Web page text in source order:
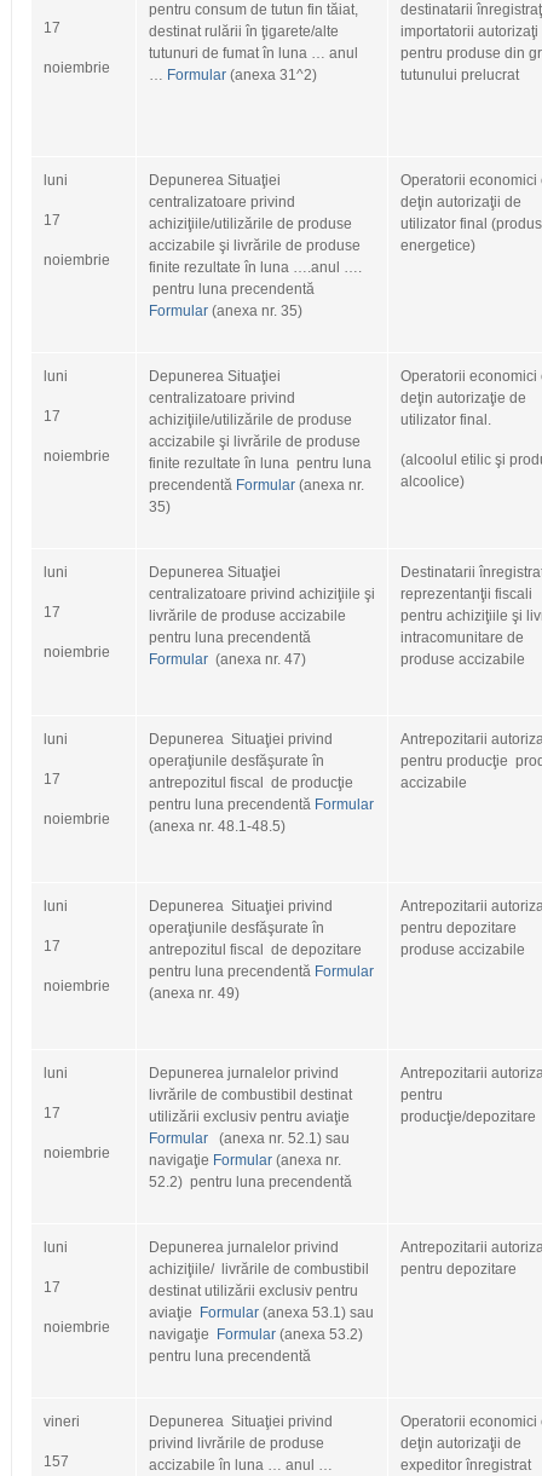
17
noiembrie
pentru consum de tutun fin tăiat,
destinat rulării în ţigarete/alte
tutunuri de fumat în luna … anul
… Formular(anexa 31^2)
destinatarii
importatorii autorizaţi
pentru produse din
tutunului prelucrat
luni
17
noiembrie
Depunerea Situaţiei
centralizatoare privind
achiziţiile/utilizările de produse
accizabile şi livrările de produse
finite rezultate în luna ….anul ….
pentru luna precendentă
Formular(anexa nr. 35)
Operatorii economici
deţin autorizaţii de
utilizator final
energetice)
luni
17
noiembrie
Depunerea Situaţiei
centralizatoare privind
achiziţiile/utilizările de produse
accizabile şi livrările de produse
finite rezultate în luna pentru luna
precendentă Formular(anexa nr.
35)
Operatorii economici
deţin autorizaţie de
utilizator final.
(alcoolul etilic şi
alcoolice)
luni
17
noiembrie
Depunerea Situaţiei
centralizatoare privind achiziţiile şi
livrările de produse accizabile
pentru luna precendentă
Formular(anexa nr. 47)
Destinatarii
reprezentanţii fiscali
pentru achiziţiile şi
intracomunitare de
produse accizabile
luni
17
noiembrie
Depunerea Situaţiei privind
operaţiunile desfăşurate în
antrepozitul fiscal de producţie
pentru luna precendentă Formular
(anexa nr. 48.1-48.5)
Antrepozitarii
pentru producţie
accizabile
luni
17
noiembrie
Depunerea Situaţiei privind
operaţiunile desfăşurate în
antrepozitul fiscal de depozitare
pentru luna precendentă Formular
(anexa nr. 49)
Antrepozitarii
pentru depozitare
produse accizabile
luni
17
noiembrie
Depunerea jurnalelor privind
livrările de combustibil destinat
utilizării exclusiv pentru aviaţie
Formular
(anexa nr. 52.1) sau
navigaţie Formular(anexa nr.
52.2) pentru luna precendentă
Antrepozitarii
pentru
producţie/depozitare
luni
17
noiembrie
Depunerea jurnalelor privind
achiziţiile/ livrările de combustibil
destinat utilizării exclusiv pentru
aviaţie
Formular(anexa 53.1) sau
navigaţie
Formular(anexa 53.2)
pentru luna precendentă
Antrepozitarii
pentru depozitare
vineri
157
Depunerea Situaţiei privind
privind livrările de produse
accizabile în luna … anul …
Operatorii economici
deţin autorizaţii de
expeditor înregistrat